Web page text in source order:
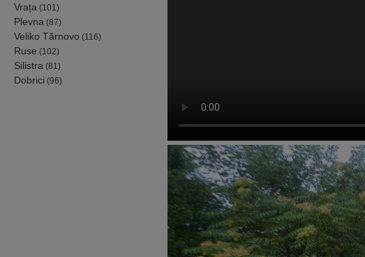
Vrața (101)
Plevna (87)
Veliko Tărnovo (116)
Ruse (102)
Silistra (81)
Dobrici (96)